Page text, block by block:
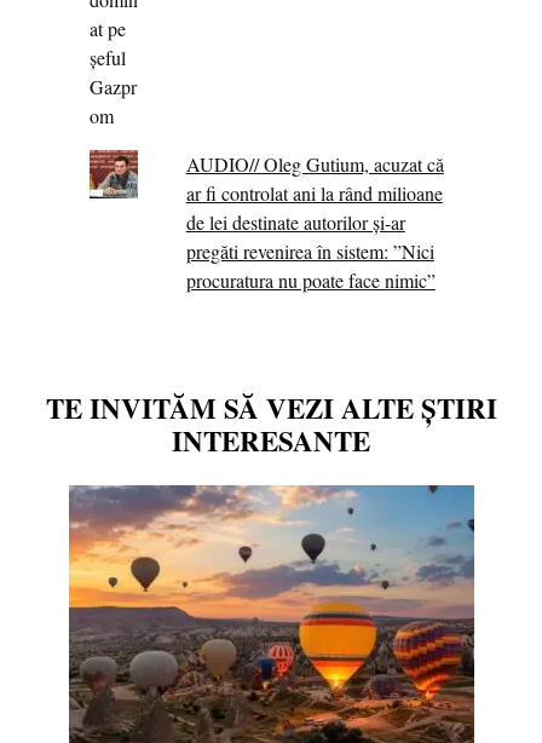
AUDIO// Oleg Gutium, acuzat că
ar fi controlat ani la rând milioane
de lei destinate autorilor și-ar
pregăti revenirea în sistem: ”Nici
procuratura nu poate face nimic”
TE INVITĂM SĂ VEZI ALTE ȘTIRI
INTERESANTE